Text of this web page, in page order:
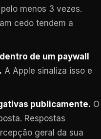
menos 3 vezes.
cedo tendem a
de um paywall
A Apple sinaliza isso e
publicamente. O
Respostas
geral da sua